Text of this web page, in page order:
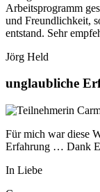
Arbeitsprogramm
und Freundlichkeit,
entstand. Sehr
Jörg Held
unglaubliche
Für mich war diese
Erfahrung … Dank
In Liebe